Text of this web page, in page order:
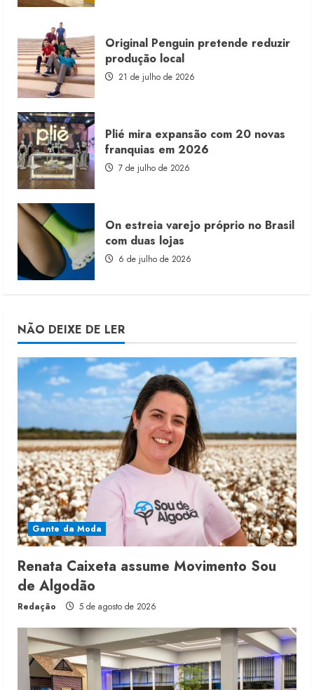
Original Penguin pretende reduzir
produção local
21 de julho de 2026
Plié mira expansão com 20 novas
franquias em 2026
7 de julho de 2026
On estreia varejo próprio no Brasil
com duas lojas
6 de julho de 2026
NÃO DEIXE DE LER
Gente da Moda
Renata Caixeta assume Movimento Sou
de Algodão
Redação 5 de agosto de 2026